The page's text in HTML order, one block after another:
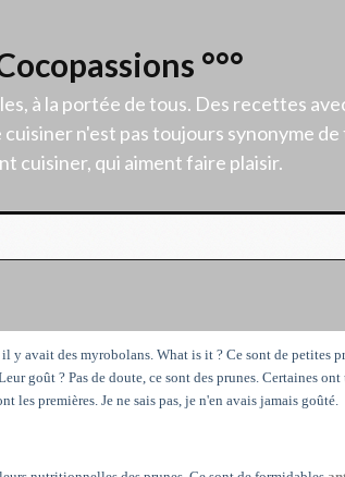
°°°
à la portée de tous. Des recettes
n'est pas toujours synonyme
cuisiner, qui aiment faire plaisir.
y avait des myrobolans. What is it ? Ce sont de petites
goût ? Pas de doute, ce sont des prunes. Certaines ont
les premières. Je ne sais pas, je n'en avais jamais goûté.